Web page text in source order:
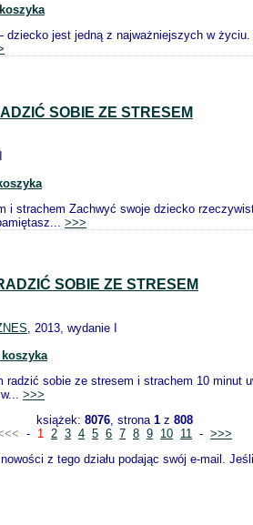
dziecko jest jedną z najważniejszych w
SOBIE ZE STRESEM
strachem Zachwyć swoje dziecko
>>>
SOBIE ZE STRESEM
, 2013, wydanie I
sobie ze stresem i strachem 10
>>>
książek: 8076, strona 1 z 808
- 1 2 3 4 5 6 7 8 9 10 11 - >>>
z tego działu podając swój e-mail.